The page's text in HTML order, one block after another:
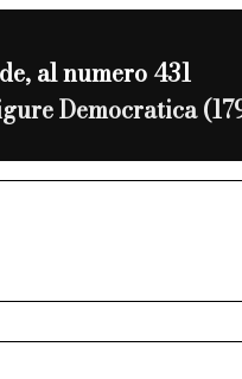
al numero 431
Democratica